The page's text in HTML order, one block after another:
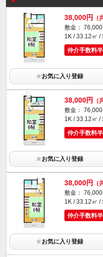
38,000円
（
敷金： 76,000
1K / 33.12㎡ /
仲介手数料
★お気に入り登録
38,000円
（
敷金： 76,000
1K / 33.12㎡ /
仲介手数料
★お気に入り登録
38,000円
（
敷金： 76,000
1K / 33.12㎡ /
仲介手数料
★お気に入り登録